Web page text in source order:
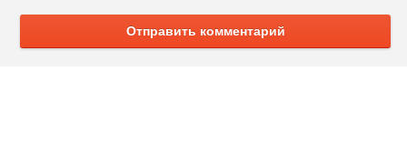
Отправить комментарий